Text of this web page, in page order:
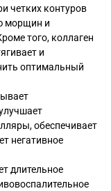
четких контуров
морщин и
того, коллаген
и
оптимальный
обеспечивает
негативное
длительное